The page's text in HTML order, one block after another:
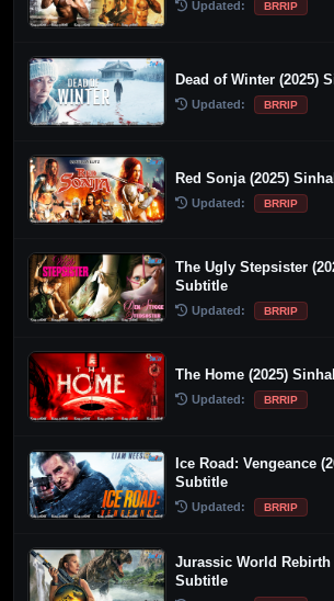
Updated: BRRIP
Dead of Winter (2025)
Updated: BRRIP
Red Sonja (2025)
Updated: BRRIP
The Ugly Stepsister
Subtitle
Updated: BRRIP
The Home (2025)
Updated: BRRIP
Ice Road: Vengeance
Subtitle
Updated: BRRIP
Jurassic World Rebirth
Subtitle